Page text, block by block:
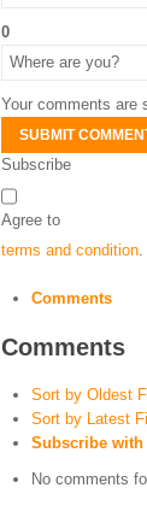
0
Your comments are
SUBMIT
Subscribe
Agree to
terms and condition
Comments
Comments
Sort by Oldest
Sort by Latest
Subscribe with
No comments